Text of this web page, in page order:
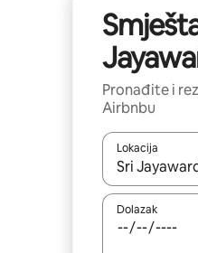
Pronađite i
Airbnbu
Lokacija
Kada budu
Dolazak